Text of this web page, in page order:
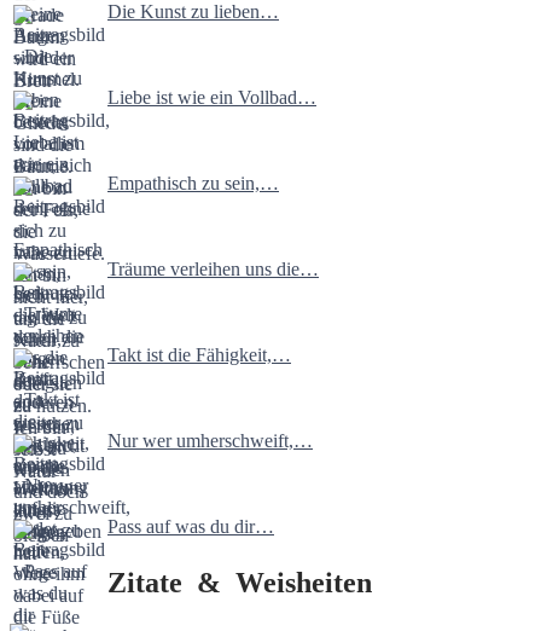
Die Kunst zu lieben…
Liebe ist wie ein Vollbad…
Empathisch zu sein,…
Träume verleihen uns die…
Takt ist die Fähigkeit,…
Nur wer umherschweift,…
Pass auf was du dir…
Zitate & Weisheiten